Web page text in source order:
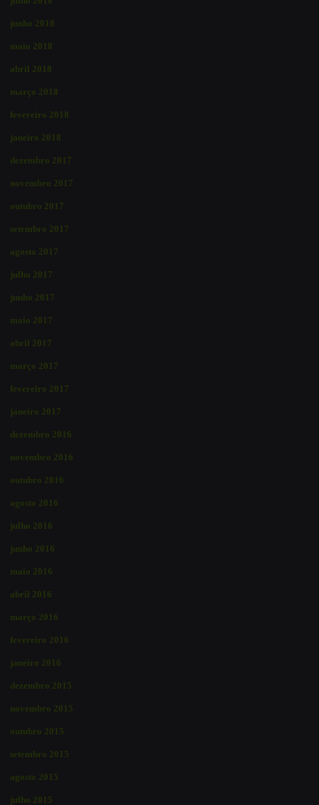
junho 2018
maio 2018
abril 2018
março 2018
fevereiro 2018
janeiro 2018
dezembro 2017
novembro 2017
outubro 2017
setembro 2017
agosto 2017
julho 2017
junho 2017
maio 2017
abril 2017
março 2017
fevereiro 2017
janeiro 2017
dezembro 2016
novembro 2016
outubro 2016
agosto 2016
julho 2016
junho 2016
maio 2016
abril 2016
março 2016
fevereiro 2016
janeiro 2016
dezembro 2015
novembro 2015
outubro 2015
setembro 2015
agosto 2015
julho 2015